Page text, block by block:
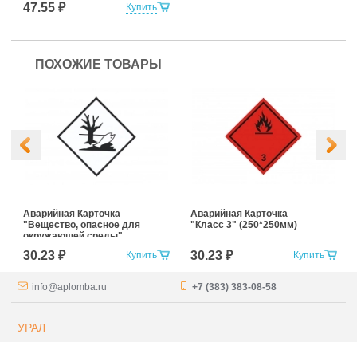
Купить
47.55 ₽
ПОХОЖИЕ ТОВАРЫ
Купить
Аварийная Карточка
"Вещество, опасное для
окружающей среды"
(250*250мм)
30.23 ₽ Купить
Аварийная Карточка
"Класс 3" (250*250мм)
30.23 ₽
info@aplomba.ru +7 (383) 383-08-58
УРАЛ